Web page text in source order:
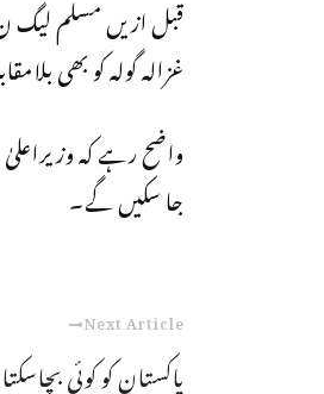
قبل ازیں مسلم لیگ ن
غزالہ گولہ کو بھی
جا سکیں گے۔
Next Article
پاکستان کو کوئی